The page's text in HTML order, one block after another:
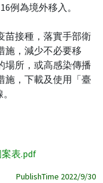
例為境外移入。
苗接種，落實手部衛
施，減少不必要移
場所，或高感染傳播
施，下載及使用「臺
案表.pdf
PublishTime 2022/9/30